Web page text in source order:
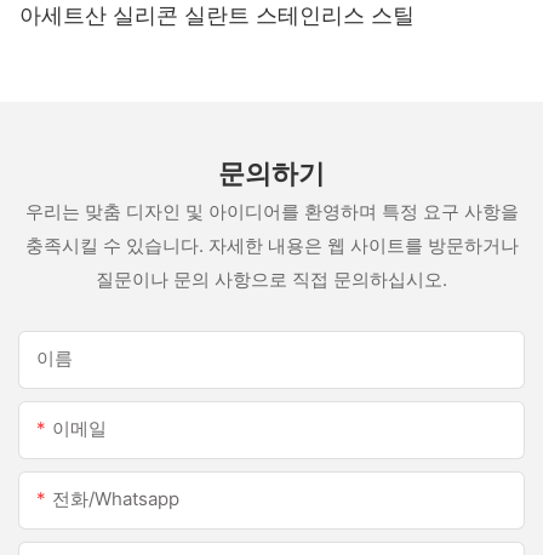
아세트산 실리콘 실란트 스테인리스 스틸
문의하기
우리는 맞춤 디자인 및 아이디어를 환영하며 특정 요구 사항을
충족시킬 수 있습니다. 자세한 내용은 웹 사이트를 방문하거나
질문이나 문의 사항으로 직접 문의하십시오.
이름
이메일
전화/whatsapp